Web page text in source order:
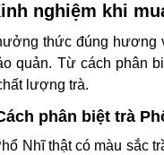
nghiệm khi
thức đúng hương
quản. Từ cách phân
lượng trà.
phân biệt trà
Nhĩ thật có màu sắc